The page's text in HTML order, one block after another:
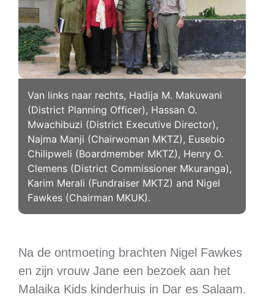
Van links naar rechts, Hadija M. Makuwani
(District Planning Officer), Hassan O.
Mwachibuzi (District Executive Director),
Najma Manji (Chairwoman MKTZ), Eusebio
Chilipweli (Boardmember MKTZ), Henry O.
Clemens (District Commissioner Mkuranga),
Karim Merali (Fundraiser MKTZ) and Nigel
Fawkes (Chairman MKUK).
Na de ontmoeting brachten Nigel Fawkes
en zijn vrouw Jane een bezoek aan het
Malaika Kids kinderhuis in Dar es Salaam.